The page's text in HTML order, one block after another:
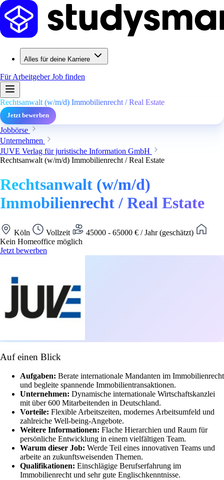
Alles für deine Karriere
Für ArbeitgeberJob finden
Rechtsanwalt (w/m/d) Immobilienrecht / Real Estate
Jetzt bewerben
Jobbörse
Unternehmen
JUVE Verlag für juristische Information GmbH
Rechtsanwalt (w/m/d) Immobilienrecht / Real Estate
Rechtsanwalt (w/m/d)
Immobilienrecht / Real Estate
Köln Vollzeit
45000 - 65000 € / Jahr (geschätzt)
Kein Homeoffice möglich
Jetzt bewerben
Auf einen Blick
Aufgaben: Berate internationale Mandanten im Immobilienrecht
und begleite spannende Immobilientransaktionen.
Unternehmen: Dynamische internationale Wirtschaftskanzlei
mit über 600 Mitarbeitenden in Deutschland.
Vorteile: Flexible Arbeitszeiten, modernes Arbeitsumfeld und
zahlreiche Well-being-Angebote.
Weitere Informationen: Flache Hierarchien und Raum für
persönliche Entwicklung in einem vielfältigen Team.
Warum dieser Job: Werde Teil eines innovativen Teams und
arbeite an zukunftsweisenden Themen.
Qualifikationen: Einschlägige Berufserfahrung im
Immobilienrecht und sehr gute Englischkenntnisse.